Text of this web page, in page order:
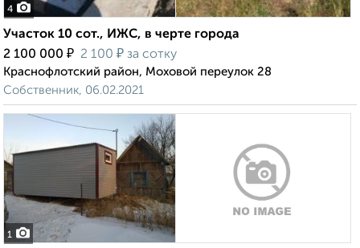
4
Участок 10 сот., ИЖС, в черте города
2 100 000 ₽ 2 100 ₽ за сотку
Краснофлотский район, Моховой переулок 28
Собственник, 06.02.2021
1